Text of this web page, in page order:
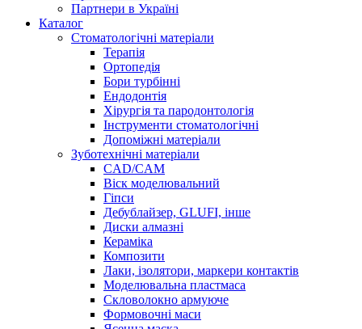
Партнери в Україні
Каталог
Стоматологічні матеріали
Терапія
Ортопедія
Бори турбінні
Ендодонтія
Хірургія та пародонтологія
Інструменти стоматологічні
Допоміжні матеріали
Зуботехнічні матеріали
CAD/CAM
Віск моделювальний
Гіпси
Дебублайзер, GLUFI, інше
Диски алмазні
Кераміка
Композити
Лаки, ізолятори, маркери контактів
Моделювальна пластмаса
Скловолокно армуюче
Формовочні маси